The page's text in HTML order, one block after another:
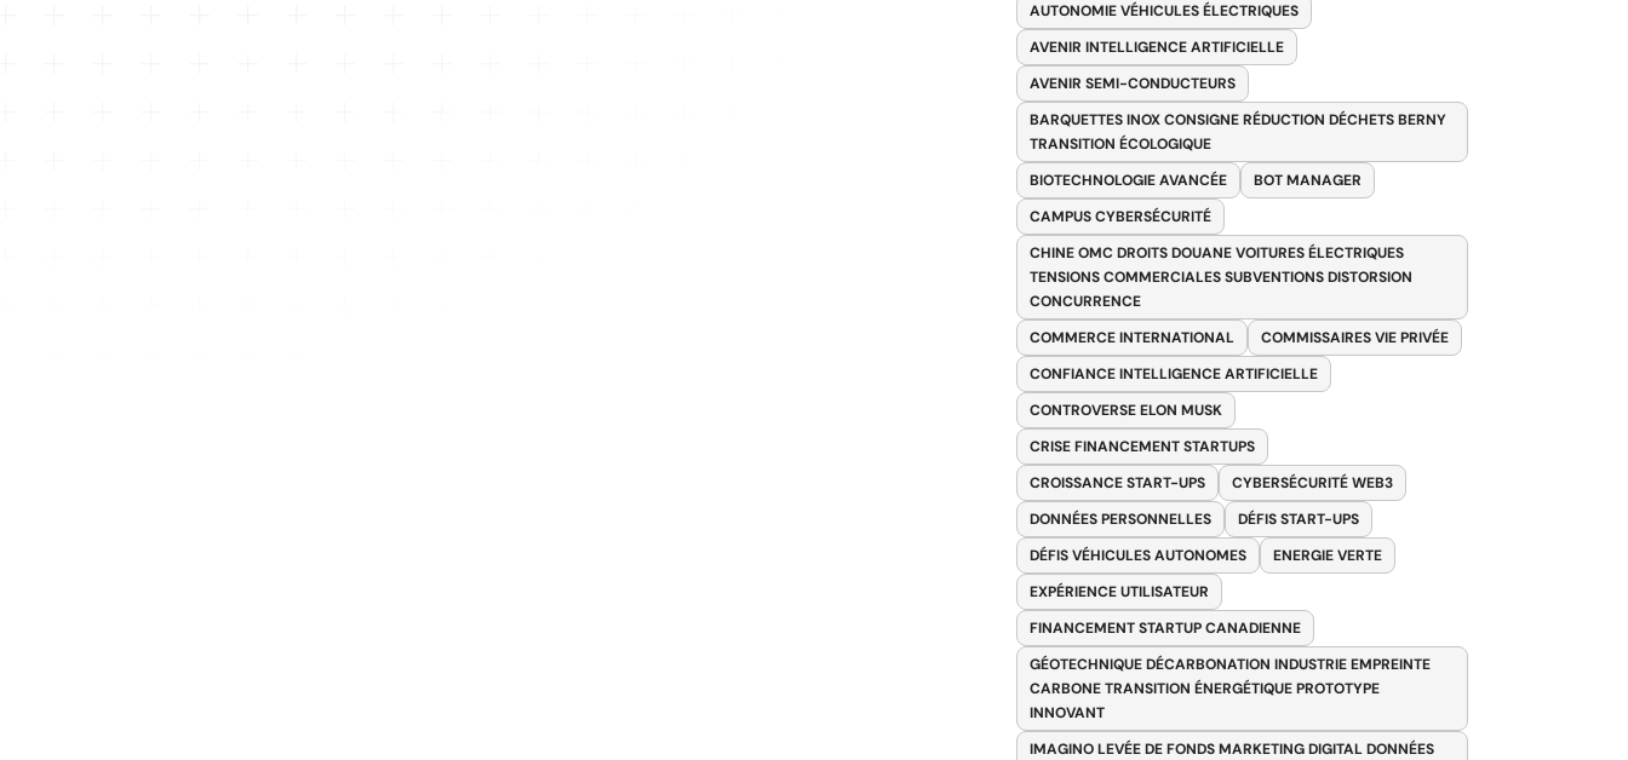
AUTONOMIE VÉHICULES ÉLECTRIQUES
AVENIR INTELLIGENCE ARTIFICIELLE
AVENIR SEMI-CONDUCTEURS
BARQUETTES INOX CONSIGNE RÉDUCTION DÉCHETS BERNY
TRANSITION ÉCOLOGIQUE
BIOTECHNOLOGIE AVANCÉE
BOT MANAGER
CAMPUS CYBERSÉCURITÉ
CHINE OMC DROITS DOUANE VOITURES ÉLECTRIQUES
TENSIONS COMMERCIALES SUBVENTIONS DISTORSION
CONCURRENCE
COMMERCE INTERNATIONAL
COMMISSAIRES VIE PRIVÉE
CONFIANCE INTELLIGENCE ARTIFICIELLE
CONTROVERSE ELON MUSK
CRISE FINANCEMENT STARTUPS
CROISSANCE START-UPS
CYBERSÉCURITÉ WEB3
DONNÉES PERSONNELLES
DÉFIS START-UPS
DÉFIS VÉHICULES AUTONOMES
ENERGIE VERTE
EXPÉRIENCE UTILISATEUR
FINANCEMENT STARTUP CANADIENNE
GÉOTECHNIQUE DÉCARBONATION INDUSTRIE EMPREINTE
CARBONE TRANSITION ÉNERGÉTIQUE PROTOTYPE
INNOVANT
IMAGINO LEVÉE DE FONDS MARKETING DIGITAL DONNÉES